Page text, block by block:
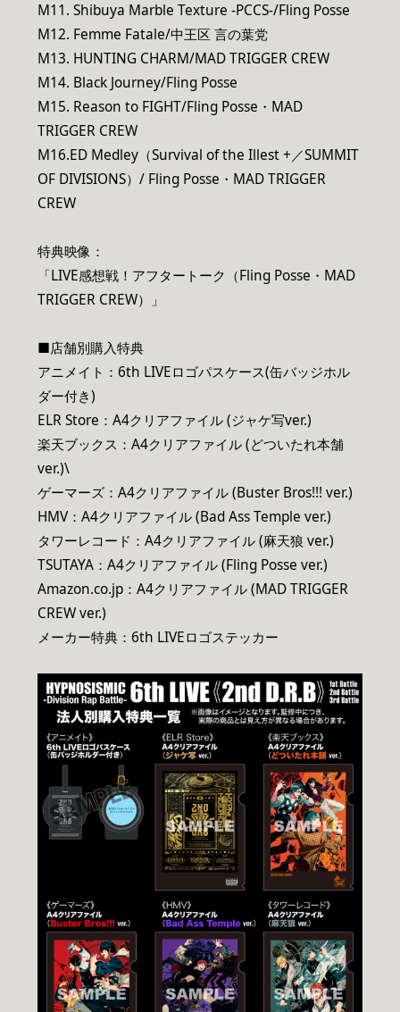
M11. Shibuya Marble Texture -PCCS-/Fling Posse
M12. Femme Fatale/中王区 言の葉党
M13. HUNTING CHARM/MAD TRIGGER CREW
M14. Black Journey/Fling Posse
M15. Reason to FIGHT/Fling Posse・MAD
TRIGGER CREW
M16.ED Medley（Survival of the Illest +／SUMMIT
OF DIVISIONS）/ Fling Posse・MAD TRIGGER
CREW
特典映像：
「LIVE感想戦！アフタートーク（Fling Posse・MAD
TRIGGER CREW）」
■店舗別購入特典
アニメイト：6th LIVEロゴパスケース(缶バッジホル
ダー付き)
ELR Store：A4クリアファイル (ジャケ写ver.)
楽天ブックス：A4クリアファイル (どついたれ本舗
ver.)\
ゲーマーズ：A4クリアファイル (Buster Bros!!! ver.)
HMV：A4クリアファイル (Bad Ass Temple ver.)
タワーレコード：A4クリアファイル (麻天狼 ver.)
TSUTAYA：A4クリアファイル (Fling Posse ver.)
Amazon.co.jp：A4クリアファイル (MAD TRIGGER
CREW ver.)
メーカー特典：6th LIVEロゴステッカー